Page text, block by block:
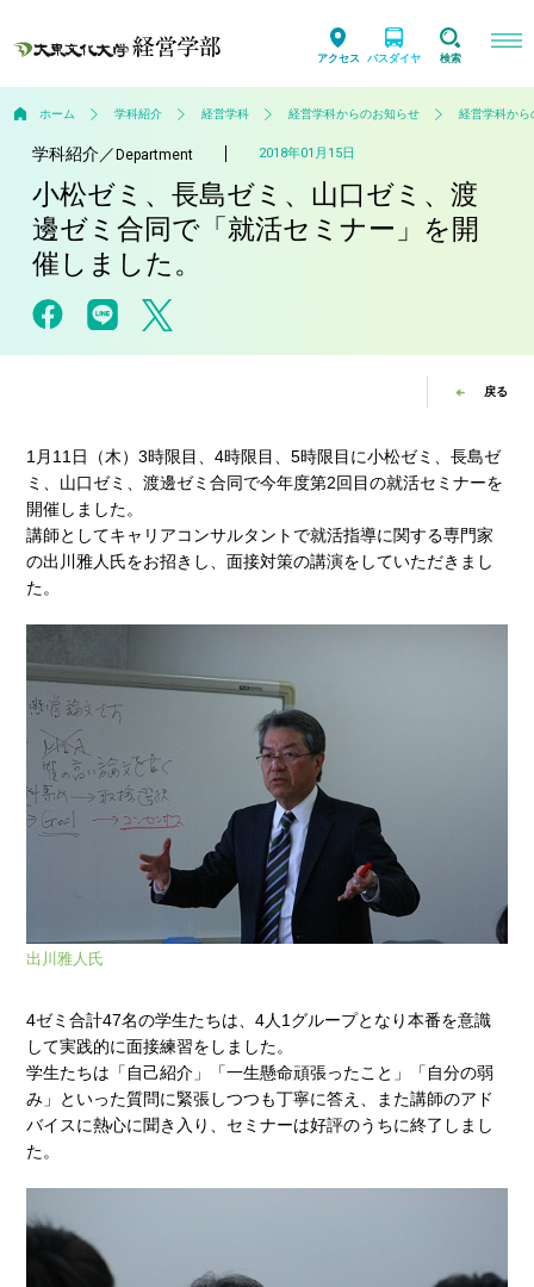
アクセス バスダイヤ 検索
ホーム 学科紹介 経営学科 経営学科からのお知らせ 経営学科か
学科紹介／Department 2018年01月15日
小松ゼミ、長島ゼミ、山口ゼミ、渡
邊ゼミ合同で「就活セミナー」を開
催しました。
戻る
1月11日（木）3時限目、4時限目、5時限目に小松ゼミ、長島ゼ
ミ、山口ゼミ、渡邊ゼミ合同で今年度第2回目の就活セミナーを
開催しました。
講師としてキャリアコンサルタントで就活指導に関する専門家
の出川雅人氏をお招きし、面接対策の講演をしていただきまし
た。
出川雅人氏
4ゼミ合計47名の学生たちは、4人1グループとなり本番を意識
して実践的に面接練習をしました。
学生たちは「自己紹介」「一生懸命頑張ったこと」「自分の弱
み」といった質問に緊張しつつも丁寧に答え、また講師のアド
バイスに熱心に聞き入り、セミナーは好評のうちに終了しまし
た。